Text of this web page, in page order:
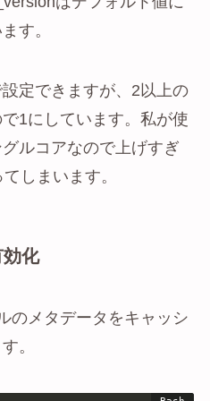
す。
定できますが、2以上の
1にしています。私が使
ルコアなので上げすぎ
しまいます。
化
のメタデータをキャッシ
。